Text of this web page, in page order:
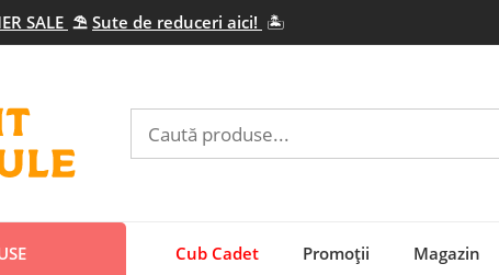
SALE ⛱️ Sute de reduceri aici! 🏝️
Cub Cadet Promoții Magazin